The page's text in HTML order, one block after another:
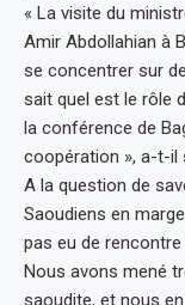
« La visite du
Amir Abdollahian à
se concentrer sur
sait quel est le rôle
la conférence de
coopération », a-t-il
A la question de
Saoudiens en
pas eu de
Nous avons mené
saoudite, et nous